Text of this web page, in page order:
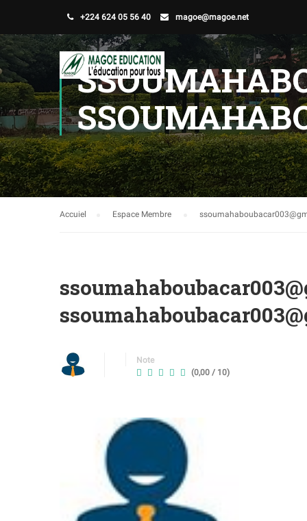
+224 624 05 56 40 magoe@magoe.net
Accuiel Espace Membre
Note
(0,00 / 10)